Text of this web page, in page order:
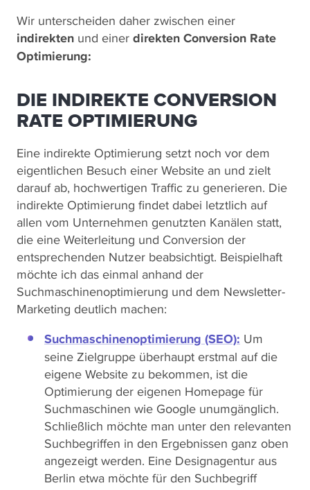
Wir unterscheiden daher zwischen einer
indirekten und einer direkten Conversion Rate
Optimierung:
DIE INDIREKTE CONVERSION
RATE OPTIMIERUNG
Eine indirekte Optimierung setzt noch vor dem
eigentlichen Besuch einer Website an und zielt
darauf ab, hochwertigen Traffic zu generieren. Die
indirekte Optimierung findet dabei letztlich auf
allen vom Unternehmen genutzten Kanälen statt,
die eine Weiterleitung und Conversion der
entsprechenden Nutzer beabsichtigt. Beispielhaft
möchte ich das einmal anhand der
Suchmaschinenoptimierung und dem Newsletter-
Marketing deutlich machen:
Suchmaschinenoptimierung (SEO): Um
seine Zielgruppe überhaupt erstmal auf die
eigene Website zu bekommen, ist die
Optimierung der eigenen Homepage für
Suchmaschinen wie Google unumgänglich.
Schließlich möchte man unter den relevanten
Suchbegriffen in den Ergebnissen ganz oben
angezeigt werden. Eine Designagentur aus
Berlin etwa möchte für den Suchbegriff